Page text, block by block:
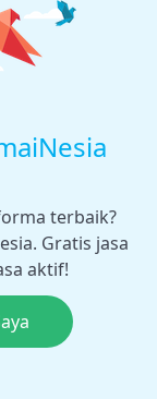
terbaik?
Gratis jasa
aktif!